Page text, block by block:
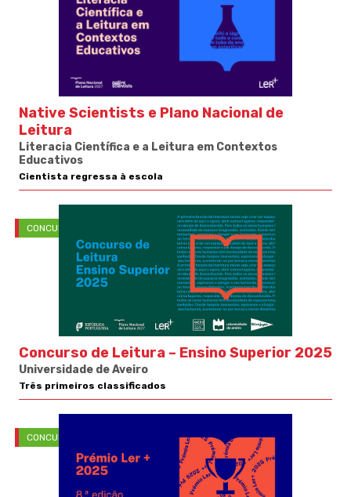
Native Scientists e Plano Nacional de
Leitura
Literacia Científica e a Leitura em Contextos
Educativos
Cientista regressa à escola
CONCURSOS
Concurso de Leitura – Ensino Superior 2025
Universidade de Aveiro
Três primeiros classificados
CONCURSOS